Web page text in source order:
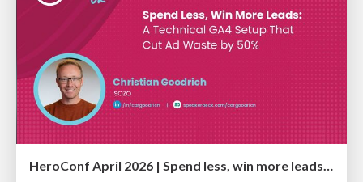
HeroConf April 2026 | Spend less, win more leads: A technical GA4 setup that cut ad waste by 50% (Christian Goodrich)